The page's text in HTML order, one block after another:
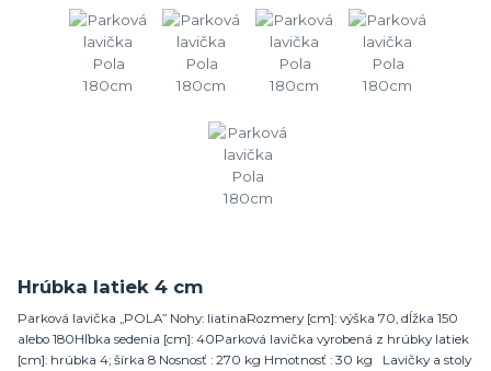
Hrúbka latiek 4 cm
Parková lavička „POLA” Nohy: liatinaRozmery [cm]: výška 70, dĺžka 150
alebo 180Hľbka sedenia [cm]: 40Parková lavička vyrobená z hrúbky latiek
[cm]: hrúbka 4; šírka 8 Nosnosť : 270 kg Hmotnosť : 30 kg Lavičky a stoly